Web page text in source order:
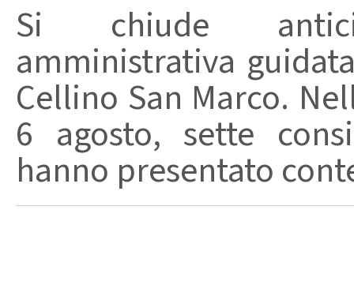
Si chiude
amministrativa
Cellino San Marco.
6 agosto, sette
hanno presentato